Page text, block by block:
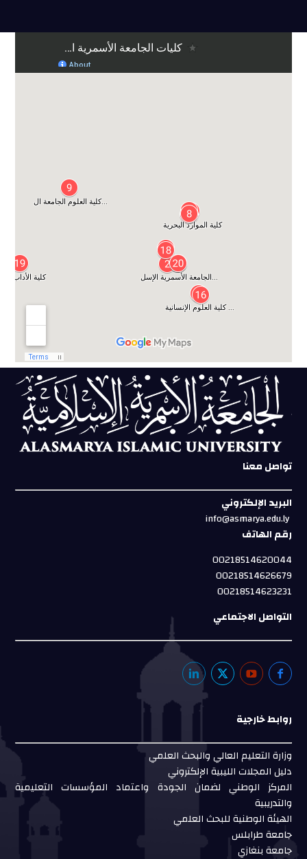
تواصل معنا
البريد الإلكتروني
info@asmarya.edu.ly
رقم الهاتف
00218514620044
00218514626679
00218514623231
التواصل الاجتماعي
روابط خارجية
وزارة التعليم العالي والبحث العلمي
دليل المجلات الليبية الإلكتروني
المركز الوطني لضمان الجودة واعتماد المؤسسات التعليمية
والتدريبية
الهيئة الوطنية للبحث العلمي
جامعة طرابلس
جامعة بنغازي